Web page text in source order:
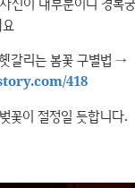
갈리는 봄꽃 구별법 →
418
꽃이 절정일 듯합니다.